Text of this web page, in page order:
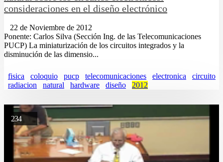
consideraciones en el diseño electrónico
22 de Noviembre de 2012
Ponente: Carlos Silva (Sección Ing. de las Telecomunicaciones
PUCP) La miniaturización de los circuitos integrados y la
disminución de las dimensio...
fisica coloquio pucp telecomunicaciones electronica
circuito
radiacion
natural hardware diseño 2012
234